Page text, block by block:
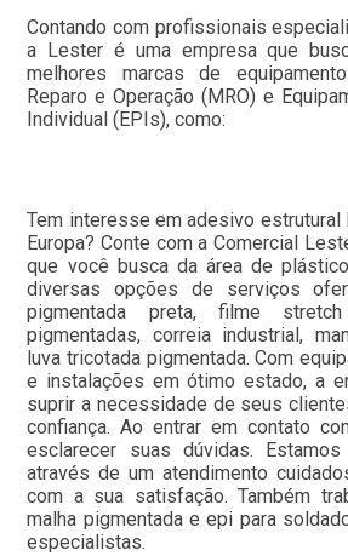
Contando com profissionais
a Lester é uma empresa que
melhores marcas de
Reparo e Operação (MRO) e
Individual (EPIs), como:
Tem interesse em adesivo
Europa? Conte com a Comercial
que você busca da área de
diversas opções de serviços
pigmentada preta, filme
pigmentadas, correia industrial,
luva tricotada pigmentada. Com
e instalações em ótimo estado, a
suprir a necessidade de seus
confiança. Ao entrar em contato
esclarecer suas dúvidas.
através de um atendimento
com a sua satisfação. Também
malha pigmentada e epi para
especialistas.